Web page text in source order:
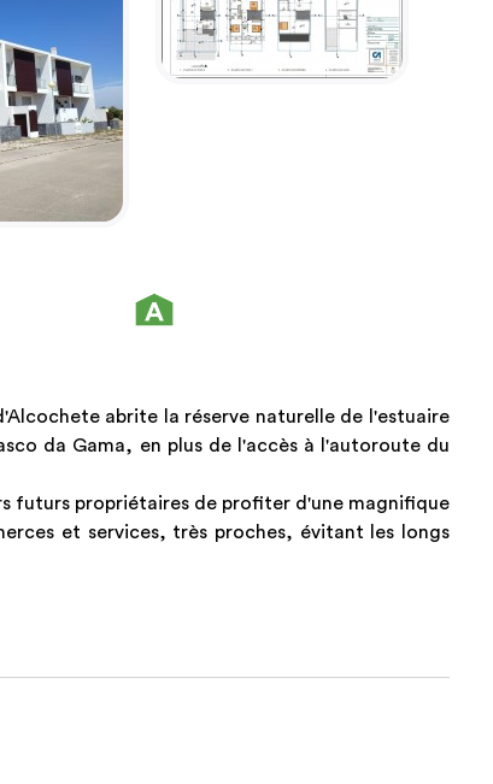
abrite la réserve naturelle de l'estuaire
da Gama, en plus de l'accès à l'autoroute du
futurs propriétaires de profiter d'une magnifique
et services, très proches, évitant les longs